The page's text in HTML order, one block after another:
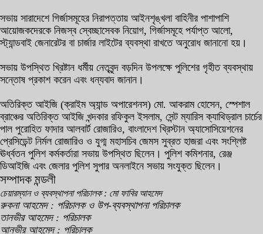
সভায় সারাদেশে গির্জাসমূহের নিরাপত্তায় আইনশৃঙ্খলা বাহিনীর পাশাপাশি
আয়োজকদেরকে নিজস্ব স্বেচ্ছাসেবক নিয়োগ, গির্জাসমূহে পর্যাপ্ত আলো,
স্ট্যান্ডবাই জেনারেটর বা চার্জার লাইটের ব্যবস্থা রাখতে অনুরোধ জানানো হয়।
সভায় উপস্থিত খ্রিষ্টান ধর্মীয় নেতৃবৃন্দ বড়দিন উপলক্ষে পুলিশের গৃহীত ব্যবস্থায়
সন্তোষ প্রকাশ করেন এবং ধন্যবাদ জানান।
অতিরিক্ত আইজি (ক্রাইম অ্যান্ড অপারেশনস) মো. আকরাম হোসেন, স্পেশাল
ব্রাঞ্চের অতিরিক্ত আইজি খন্দকার রফিকুল ইসলাম, সেন্ট ম্যারিস ক্যাথিড্রাল চার্চের
পাল পুরোহিত ফাদার আলবার্ট রোজারিও, বাংলাদেশ খ্রিস্টান অ্যাসোসিয়েশনের
প্রেসিডেন্ট নির্মল রোজারিও ও যুগ্ম মহাসচিব জেমস সুব্রত হাজরা এবং সংশ্লিষ্ট
ঊর্ধ্বতন পুলিশ কর্মকর্তারা সভায় উপস্থিত ছিলেন। পুলিশ কমিশনার, রেঞ্জ
ডিআইজি এবং জেলার পুলিশ সুপার অনলাইনে সভায় সংযুক্ত ছিলেন।
সম্পাদক মন্ডলী
চেয়ারম্যান ও ব্যবস্থাপনা পরিচালক : মো ফাবির আহমেদ
রুকনা আহমেদ : পরিচালক ও উপ-ব্যবস্থাপনা পরিচালক
তানভীর আহমেদ : পরিচালক
আনভীর আহমেদ : পরিচালক